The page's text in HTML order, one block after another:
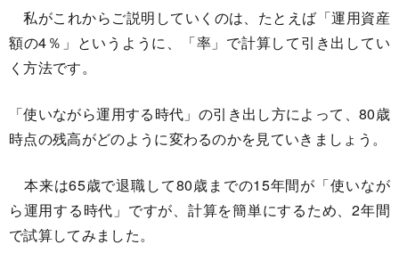
私がこれからご説明していくのは、たとえば「運用資産
額の4％」というように、「率」で計算して引き出してい
く方法です。
「使いながら運用する時代」の引き出し方によって、80歳
時点の残高がどのように変わるのかを見ていきましょう。
本来は65歳で退職して80歳までの15年間が「使いなが
ら運用する時代」ですが、計算を簡単にするため、2年間
で試算してみました。